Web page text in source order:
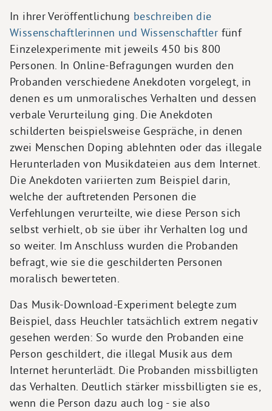
In ihrer Veröffentlichung beschreiben die
Wissenschaftlerinnen und Wissenschaftler fünf
Einzelexperimente mit jeweils 450 bis 800
Personen. In Online-Befragungen wurden den
Probanden verschiedene Anekdoten vorgelegt, in
denen es um unmoralisches Verhalten und dessen
verbale Verurteilung ging. Die Anekdoten
schilderten beispielsweise Gespräche, in denen
zwei Menschen Doping ablehnten oder das illegale
Herunterladen von Musikdateien aus dem Internet.
Die Anekdoten variierten zum Beispiel darin,
welche der auftretenden Personen die
Verfehlungen verurteilte, wie diese Person sich
selbst verhielt, ob sie über ihr Verhalten log und
so weiter. Im Anschluss wurden die Probanden
befragt, wie sie die geschilderten Personen
moralisch bewerteten.
Das Musik-Download-Experiment belegte zum
Beispiel, dass Heuchler tatsächlich extrem negativ
gesehen werden: So wurde den Probanden eine
Person geschildert, die illegal Musik aus dem
Internet herunterlädt. Die Probanden missbilligten
das Verhalten. Deutlich stärker missbilligten sie es,
wenn die Person dazu auch log - sie also